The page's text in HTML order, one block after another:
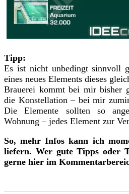
Tipp:
Es ist nicht unbedingt sinnvoll
eines neues Elements dieses
Brauerei kommt bei mir bisher
die Konstellation – bei mir
Die Elemente sollten so
Wohnung – jedes Element zur
So, mehr Infos kann ich
liefern. Wer gute Tipps oder
gerne hier im